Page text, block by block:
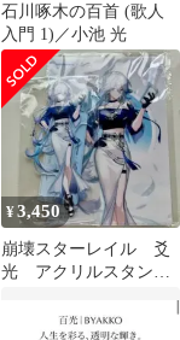
石川啄木の百首 (歌人
入門 1)／小池 光
¥3,450
崩壊スターレイル 爻
光 アクリルスタン
公式正規品 ①